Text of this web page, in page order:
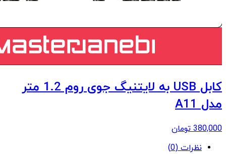
کابل USB به لایتنیگ جوی روم 1.2 متر
مدل A11
380,000 تومان
نظرات (0)